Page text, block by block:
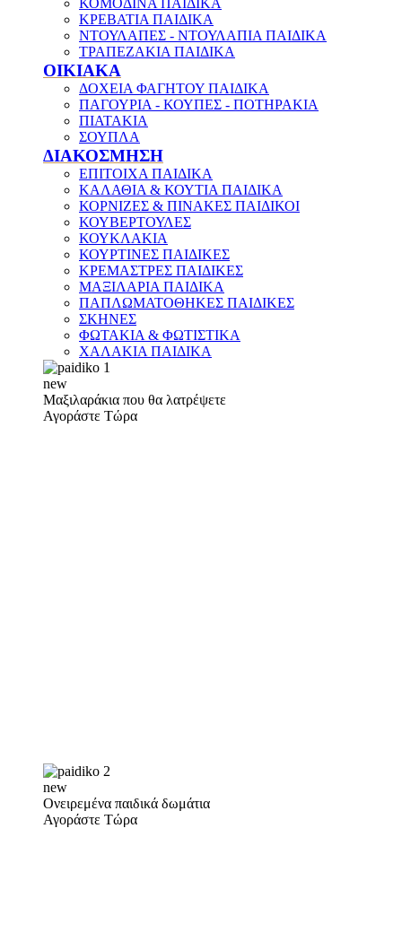
ΚΟΜΟΔΙΝΑ ΠΑΙΔΙΚΑ
ΚΡΕΒΑΤΙΑ ΠΑΙΔΙΚΑ
ΝΤΟΥΛΑΠΕΣ - ΝΤΟΥΛΑΠΙΑ ΠΑΙΔΙΚΑ
ΤΡΑΠΕΖΑΚΙΑ ΠΑΙΔΙΚΑ
ΟΙΚΙΑΚΑ
ΔΟΧΕΙΑ ΦΑΓΗΤΟΥ ΠΑΙΔΙΚΑ
ΠΑΓΟΥΡΙΑ - ΚΟΥΠΕΣ - ΠΟΤΗΡΑΚΙΑ
ΠΙΑΤΑΚΙΑ
ΣΟΥΠΛΑ
ΔΙΑΚΟΣΜΗΣΗ
ΕΠΙΤΟΙΧΑ ΠΑΙΔΙΚΑ
ΚΑΛΑΘΙΑ & ΚΟΥΤΙΑ ΠΑΙΔΙΚΑ
ΚΟΡΝΙΖΕΣ & ΠΙΝΑΚΕΣ ΠΑΙΔΙΚΟΙ
ΚΟΥΒΕΡΤΟΥΛΕΣ
ΚΟΥΚΛΑΚΙΑ
ΚΟΥΡΤΙΝΕΣ ΠΑΙΔΙΚΕΣ
ΚΡΕΜΑΣΤΡΕΣ ΠΑΙΔΙΚΕΣ
ΜΑΞΙΛΑΡΙΑ ΠΑΙΔΙΚΑ
ΠΑΠΛΩΜΑΤΟΘΗΚΕΣ ΠΑΙΔΙΚΕΣ
ΣΚΗΝΕΣ
ΦΩΤΑΚΙΑ & ΦΩΤΙΣΤΙΚΑ
ΧΑΛΑΚΙΑ ΠΑΙΔΙΚΑ
new
Μαξιλαράκια που θα λατρέψετε
Αγοράστε Τώρα
new
Ονειρεμένα παιδικά δωμάτια
Αγοράστε Τώρα